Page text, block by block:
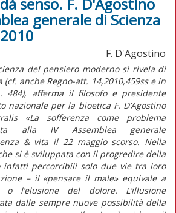
generale di Scienza
F. D'Agostino
del pensiero moderno si rivela di
anche Regno-att. 14,2010,459ss e in
484), afferma il filosofo e presidente
nazionale per la bioetica F. D’Agostino
«La sofferenza come problema
alla IV Assemblea generale
& vita il 22 maggio scorso. Nella
si è sviluppata con il progredire della
infatti percorribili solo due vie tra loro
– il «pensare il male» equivale a
l’elusione del dolore. L’illusione
dalle sempre nuove possibilità della